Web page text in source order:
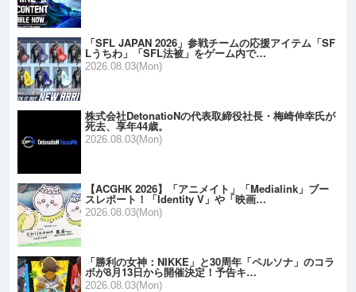
「SFL JAPAN 2026」参戦チームの応援アイテム「SF
Lうちわ」「SFL法被」をゲーム内で…
2026.08.03(Mon)
株式会社DetonatioNの代表取締役社長・梅崎伸幸氏が
死去、享年44歳。
2026.08.03(Mon)
【ACGHK 2026】「アニメイト」「Medialink」ブー
スレポート！「Identity V」や「映画…
2026.08.03(Mon)
「勝利の女神：NIKKE」と30周年「ペルソナ」のコラ
ボが8月13日から開催決定！予告キ…
2026.08.03(Mon)